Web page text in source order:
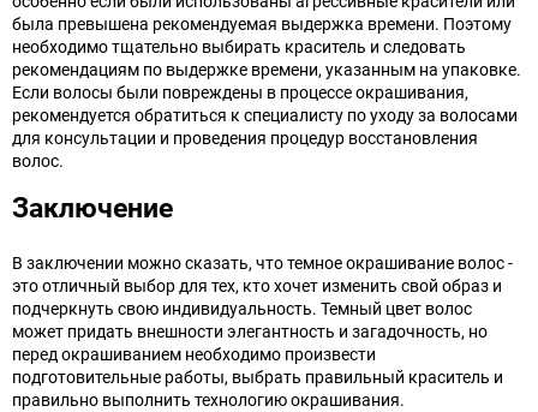
была превышена рекомендуемая выдержка времени. Поэтому
необходимо тщательно выбирать краситель и следовать
рекомендациям по выдержке времени, указанным на упаковке.
Если волосы были повреждены в процессе окрашивания,
рекомендуется обратиться к специалисту по уходу за волосами
для консультации и проведения процедур восстановления
волос.
Заключение
В заключении можно сказать, что темное окрашивание волос -
это отличный выбор для тех, кто хочет изменить свой образ и
подчеркнуть свою индивидуальность. Темный цвет волос
может придать внешности элегантность и загадочность, но
перед окрашиванием необходимо произвести
подготовительные работы, выбрать правильный краситель и
правильно выполнить технологию окрашивания.